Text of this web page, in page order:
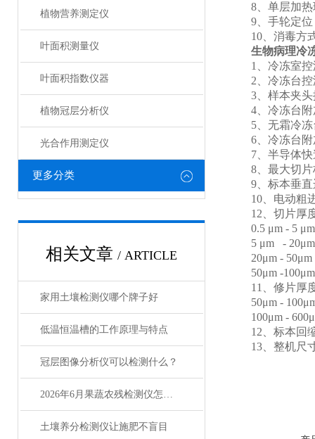
植物营养测定仪
叶面积测量仪
叶面积指数仪器
植物冠层分析仪
光合作用测定仪
更多分类
相关文章 / ARTICLE
家用土壤检测仪哪个牌子好
低温恒温槽的工作原理与特点
冠层图像分析仪可以检测什么？
2026年6月果蔬农残检测仪怎么选？主流品牌测评
土壤养分检测仪让施肥不盲目
8、单层加热
9、手轮定位
10、消毒方式
生物病理冷
1、冷冻室控
2、冷冻台控
3、样本夹头
4、冷冻台附
5、无霜冷冻
6、冷冻台附
7、半导体快
8、最大切片
9、标本垂直运
10、电动粗进
12、切片厚度
0.5 μm - 5 μm
5 μm - 20μm
20μm - 50μm
50μm -100μm
11、修片厚度
50μm - 100μm
100μm -
12、标本回缩
13、整机尺寸